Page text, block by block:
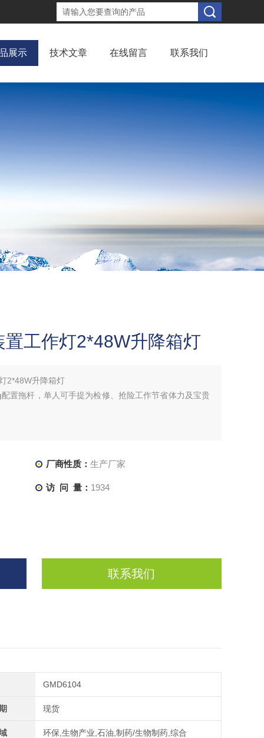
展示 技术文章 在线留言 联系我们
工作灯2*48W升降箱灯
2*48W升降箱灯
置拖杆，单人可手提为检修、抢险工作节省体力及宝贵
厂商性质： 生产厂家
访 问 量： 1934
联系我们
GMD6104
现货
环保,生物产业,石油,制药/生物制药,综合